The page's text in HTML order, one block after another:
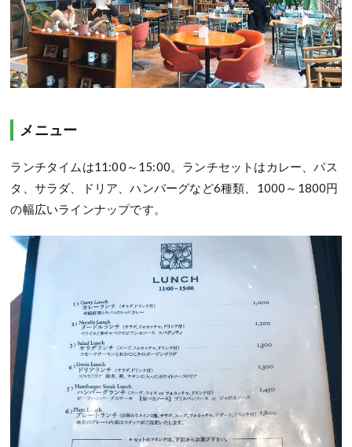
メニュー
ランチタイムは11:00～15:00。ランチセットはカレー、パス
タ、サラダ、ドリア、ハンバーグなど6種類、1000～1800円
の幅広いラインナップです。